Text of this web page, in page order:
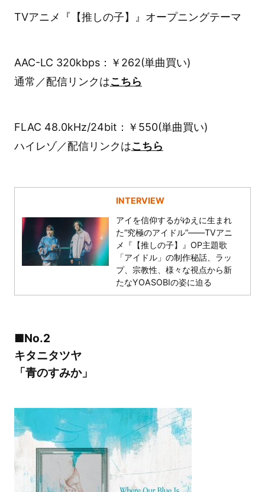
TVアニメ『【推しの子】』オープニングテーマ
AAC-LC 320kbps：￥262(単曲買い)
通常／配信リンクはこちら
FLAC 48.0kHz/24bit：￥550(単曲買い)
ハイレゾ／配信リンクはこちら
INTERVIEW
アイを信仰するがゆえに生まれ
た“究極のアイドル”――TVアニ
メ『【推しの子】』OP主題歌
「アイドル」の制作秘話、ラッ
プ、宗教性、様々な視点から新
たなYOASOBIの姿に迫る
■No.2
キタニタツヤ
「青のすみか」